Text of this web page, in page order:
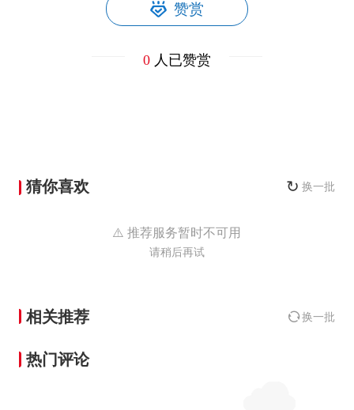
赞赏
0人已赞赏
猜你喜欢 ↻ 换一批
⚠️ 推荐服务暂时不可用
请稍后再试
相关推荐 换一批
热门评论